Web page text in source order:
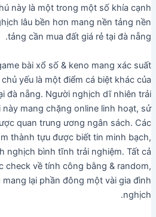
này là một trong một số khía cạnh
lâu bền hơn mang nền tảng nền
tảng cần mua đất giá rẻ tại đà nẵng.
bài xổ số & keno mang xác suất
yếu là một điểm cá biệt khác của
đà nẵng. Người nghịch dĩ nhiên trải
này mang chặng online linh hoạt, sử
quan trung ương ngân sách. Các
thành tựu được biết tin minh bạch,
nghịch bình tĩnh trải nghiệm. Tất cả
check về tính công bằng & random,
lại phần đông một vài gia đình
nghịch.